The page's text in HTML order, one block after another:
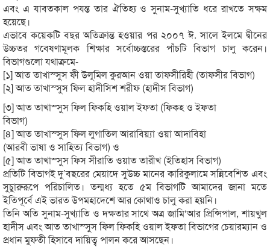
এবং এ যাবতকাল পযন্ত তার ঐতিহ্য ও সুনাম-সুখ্যাতি ধরে রাখতে সক্ষম
হয়েছে।
এভাবে কয়েকটি বছর অতিক্রান্ত হওয়ার পর ২০০৭ ঈ. সালে ইলমে দ্বীনের
উচ্চতর গবেষণামূলক শিক্ষার সর্বোচ্চস্তরের পাঁচটি বিভাগ চালু করেন।
বিভাগগুলো যথাক্রমে-
[১] আত তাখাস্সুস ফী উলূমিল কুরআন ওয়া তাফসীরিহী (তাফসীর বিভাগ)
[২] আত তাখাস্সুস ফিল হাদীসিশ শরীফ (হাদীস বিভাগ)
[৩] আত তাখাস্সুস ফিল ফিকহি ওয়াল ইফতা (ফিকহ ও ইফতা
বিভাগ)
[৪] আত তাখাস্সুস ফিল লুগাতিল আরাবিয়্যা ওয়া আদাবিহা
(আরবী ভাষা ও সাহিত্য বিভাগ) ও
[৫] আত তাখাস্সুস ফিস সীরাতি ওয়াত তারীখ (ইতিহাস বিভাগ)
প্রতিটি বিভাগই দু’বছরের মেয়াদে সুউচ্চ মানের কারিকুলামে সন্নিবেশিত এবং
সুচাুরুরূপে পরিচালিত। তন্মধ্য হতে ৫ম বিভাগটি আমাদের জানা মতে
ইতিপূর্বে এই ভারত উপমহাদেশে আর কোথাও চালু করা হয়নি।
তিনি অতি সুনাম-সুখ্যাতি ও দক্ষতার সাথে অত্র জামি‘আর প্রিন্সিপাল, শায়খুল
হাদীস এবং আত তাখাস্সুস ফিল ফিকহি ওয়াল ইফতা বিভাগের চেয়ারম্যান ও
প্রধান মুফতী হিসাবে দায়িত্ব পালন করে আসছেন।